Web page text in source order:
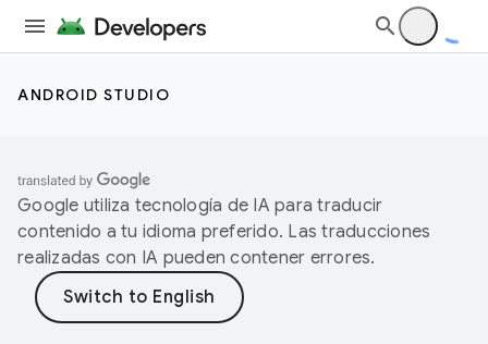
ANDROID STUDIO
Google utiliza tecnología de IA para traducir
contenido a tu idioma preferido. Las traducciones
realizadas con IA pueden contener errores.